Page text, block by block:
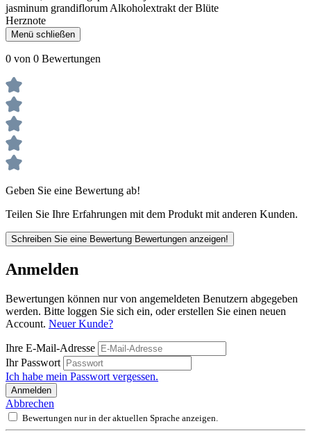
jasminum grandiflorum Alkoholextrakt der Blüte
Herznote
Menü schließen
0 von 0 Bewertungen
Geben Sie eine Bewertung ab!
Teilen Sie Ihre Erfahrungen mit dem Produkt mit anderen Kunden.
Schreiben Sie eine Bewertung Bewertungen anzeigen!
Anmelden
Bewertungen können nur von angemeldeten Benutzern abgegeben
werden. Bitte loggen Sie sich ein, oder erstellen Sie einen neuen
Account. Neuer Kunde?
Ihre E-Mail-Adresse
Ihr Passwort
Ich habe mein Passwort vergessen.
Anmelden
Abbrechen
Bewertungen nur in der aktuellen Sprache anzeigen.